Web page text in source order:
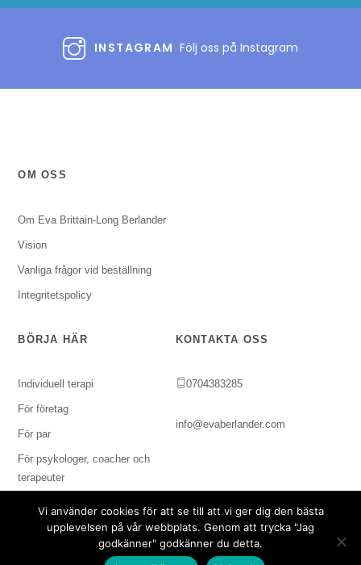
INSTAGRAM Följ oss på Instagram
OM OSS
Om Eva Brittain-Long Berlander
Vision
Vanliga frågor vid beställning
Integritetspolicy
BÖRJA HÄR
Individuell terapi
För företag
För par
För psykologer, coacher och
terapeuter
KONTAKTA OSS
0704383285
info@evaberlander.com
Vi använder cookies för att se till att vi ger dig den bästa
upplevelsen på vår webbplats. Genom att trycka "Jag
godkänner" godkänner du detta.